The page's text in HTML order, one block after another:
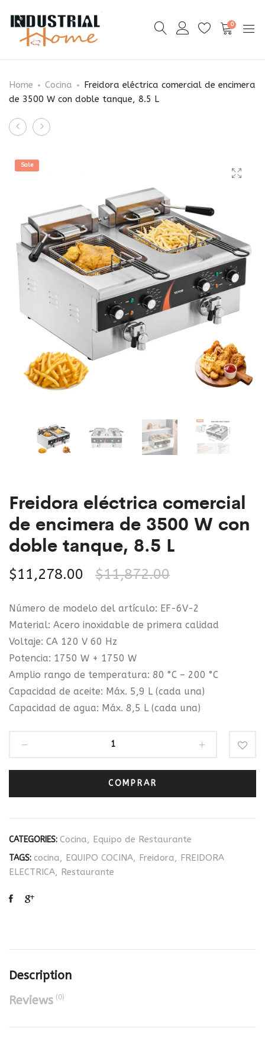
0
Home Cocina
Freidora eléctrica comercial de encimera
de 3500 W con doble tanque, 8.5 L
Product
Freidora
comercial
con
tanques
dobles
3000
Podio
metal
129
cm,
estante
almacenamiento
para
aulas,
bodas
y
discursos.
Sale
Freidora eléctrica comercial
de encimera de 3500 W con
doble tanque, 8.5 L
$11,872.00
$11,278.00
Número de modelo del artículo: EF-6V-2
Material: Acero inoxidable de primera calidad
Voltaje: CA 120 V 60 Hz
Potencia: 1750 W + 1750 W
Amplio rango de temperatura: 80 °C – 200 °C
Capacidad de aceite: Máx. 5,9 L (cada una)
Capacidad de agua: Máx. 8,5 L (cada una)
COMPRAR
CATEGORIES: Cocina, Equipo de Restaurante
TAGS: cocina, EQUIPO COCINA, Freidora, FREIDORA
ELECTRICA, Restaurante
Description
Reviews(0)